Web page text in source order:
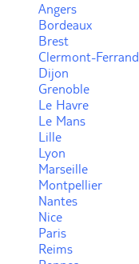
Angers
Bordeaux
Brest
Clermont-Ferrand
Dijon
Grenoble
Le Havre
Le Mans
Lille
Lyon
Marseille
Montpellier
Nantes
Nice
Paris
Reims